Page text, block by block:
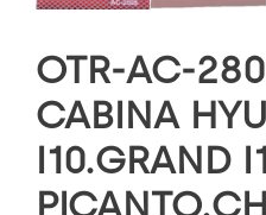
OTR-AC-
CABINA
I10.GRAND